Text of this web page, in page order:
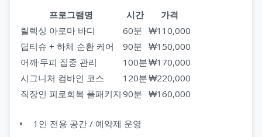
프로그램명 시간
가격
릴렉싱 아로마 바디
60분 ₩110,000
딥티슈 + 하체 순환 케어
90분 ₩150,000
어깨·두피 집중 관리
100분₩170,000
시그니처 컴바인 코스
120분₩220,000
직장인 피로회복 풀패키지 90분 ₩160,000
1인 전용 공간 / 예약제 운영